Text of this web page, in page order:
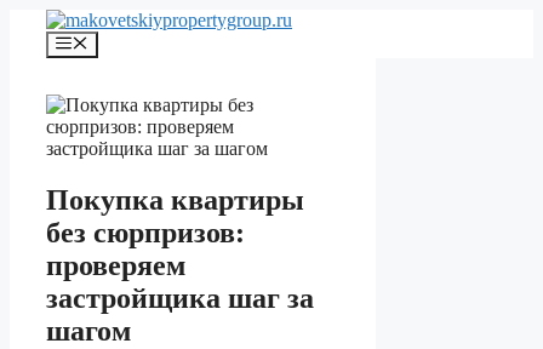
Перейти
содержимому
Меню
Покупка квартиры
без сюрпризов:
проверяем
застройщика шаг за
шагом